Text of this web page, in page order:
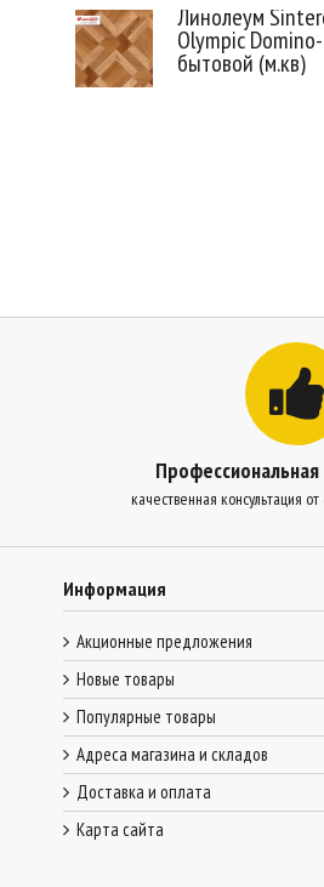
Линолеум
Olympic
бытовой (м.кв)
Профессиональная
качественная консультация
Информация
Акционные предложения
Новые товары
Популярные товары
Адреса магазина и складов
Доставка и оплата
Карта сайта